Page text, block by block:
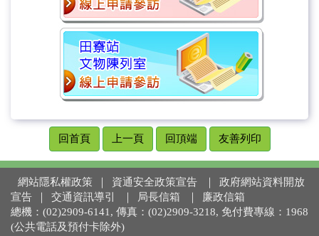
回首頁 上一頁 回頂端 友善列印
網站隱私權政策 資通安全政策宣告
政府網站資料開放
宣告
交通資訊導引 局長信箱
廉政信箱
總機：(02)2909-6141, 傳真：(02)2909-3218, 免付費專線：1968
(公共電話及預付卡除外)